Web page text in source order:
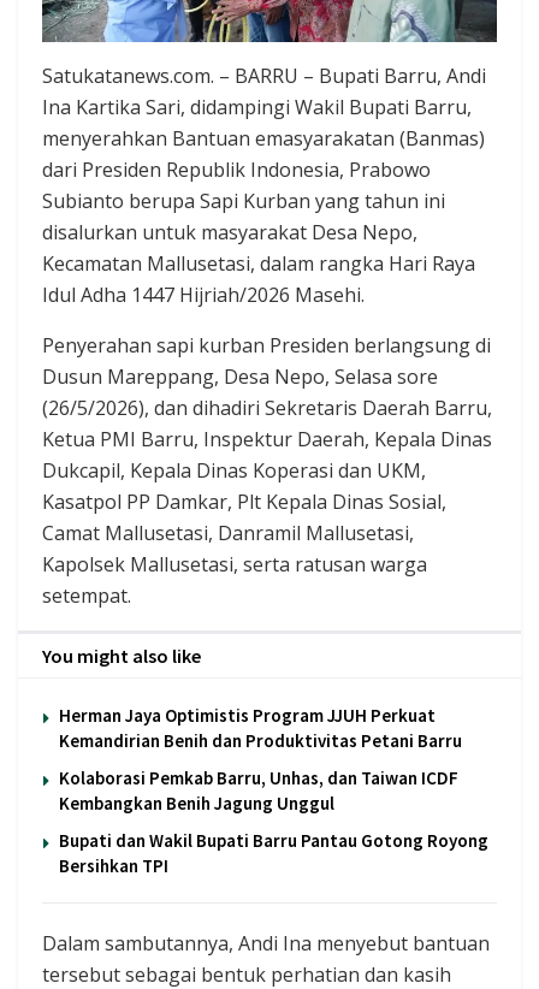
Satukatanews.com. – BARRU – Bupati Barru, Andi
Ina Kartika Sari, didampingi Wakil Bupati Barru,
menyerahkan Bantuan emasyarakatan (Banmas)
dari Presiden Republik Indonesia, Prabowo
Subianto berupa Sapi Kurban yang tahun ini
disalurkan untuk masyarakat Desa Nepo,
Kecamatan Mallusetasi, dalam rangka Hari Raya
Idul Adha 1447 Hijriah/2026 Masehi.
Penyerahan sapi kurban Presiden berlangsung di
Dusun Mareppang, Desa Nepo, Selasa sore
(26/5/2026), dan dihadiri Sekretaris Daerah Barru,
Ketua PMI Barru, Inspektur Daerah, Kepala Dinas
Dukcapil, Kepala Dinas Koperasi dan UKM,
Kasatpol PP Damkar, Plt Kepala Dinas Sosial,
Camat Mallusetasi, Danramil Mallusetasi,
Kapolsek Mallusetasi, serta ratusan warga
setempat.
You might also like
Herman Jaya Optimistis Program JJUH Perkuat
Kemandirian Benih dan Produktivitas Petani Barru
Kolaborasi Pemkab Barru, Unhas, dan Taiwan ICDF
Kembangkan Benih Jagung Unggul
Bupati dan Wakil Bupati Barru Pantau Gotong Royong
Bersihkan TPI
Dalam sambutannya, Andi Ina menyebut bantuan
tersebut sebagai bentuk perhatian dan kasih